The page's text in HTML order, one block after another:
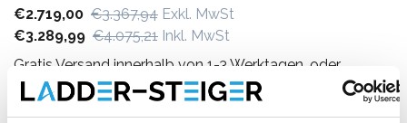
€2.719,00 €3.367,94 Exkl. MwSt
€3.289,99 €4.075,21 Inkl. MwSt
Gratis Versand innerhalb von 1-3 Werktagen, oder
abholen in Etten-Leur oder Maaseik (Kontakt unsere